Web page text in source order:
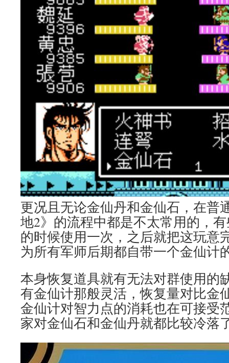
更况且无论金仙丹和金仙石，在普
地2》的流程中都是不太常用的，
的时候使用一次，之后就把这玩意
为所有军师后期都自带一个金仙计
本身恢复道具就有无法对群使用的
有金仙计那般灵活，恢复量对比金
金仙计对智力点的消耗也在可接受
家对金仙石和金仙丹就都比较冷落